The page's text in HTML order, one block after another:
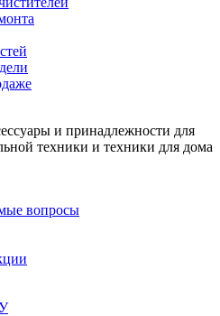
и принадлежности для
техники и техники для дома
вопросы